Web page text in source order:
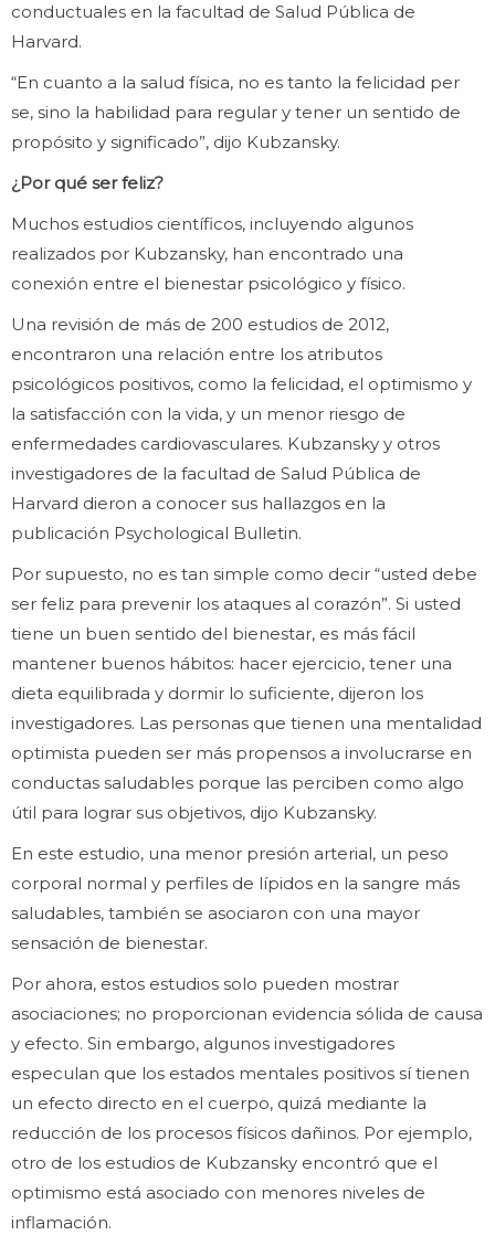
conductuales en la facultad de Salud Pública de
Harvard.
“En cuanto a la salud física, no es tanto la felicidad per
se, sino la habilidad para regular y tener un sentido de
propósito y significado”, dijo Kubzansky.
¿Por qué ser feliz?
Muchos estudios científicos, incluyendo algunos
realizados por Kubzansky, han encontrado una
conexión entre el bienestar psicológico y físico.
Una revisión de más de 200 estudios de 2012,
encontraron una relación entre los atributos
psicológicos positivos, como la felicidad, el optimismo y
la satisfacción con la vida, y un menor riesgo de
enfermedades cardiovasculares. Kubzansky y otros
investigadores de la facultad de Salud Pública de
Harvard dieron a conocer sus hallazgos en la
publicación Psychological Bulletin.
Por supuesto, no es tan simple como decir “usted debe
ser feliz para prevenir los ataques al corazón”. Si usted
tiene un buen sentido del bienestar, es más fácil
mantener buenos hábitos: hacer ejercicio, tener una
dieta equilibrada y dormir lo suficiente, dijeron los
investigadores. Las personas que tienen una mentalidad
optimista pueden ser más propensos a involucrarse en
conductas saludables porque las perciben como algo
útil para lograr sus objetivos, dijo Kubzansky.
En este estudio, una menor presión arterial, un peso
corporal normal y perfiles de lípidos en la sangre más
saludables, también se asociaron con una mayor
sensación de bienestar.
Por ahora, estos estudios solo pueden mostrar
asociaciones; no proporcionan evidencia sólida de causa
y efecto. Sin embargo, algunos investigadores
especulan que los estados mentales positivos sí tienen
un efecto directo en el cuerpo, quizá mediante la
reducción de los procesos físicos dañinos. Por ejemplo,
otro de los estudios de Kubzansky encontró que el
optimismo está asociado con menores niveles de
inflamación.